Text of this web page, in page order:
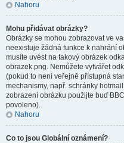
Nahoru
Mohu přidávat obrázky?
Obrázky se mohou zobrazovat ve
neexistuje žádná funkce k nahrání
musíte uvést na takový obrázek
obrazek.png. Nemůžete vytvářet
(pokud to není veřejně přístupná
mechanismy, např. schránky
zobrazení obrázku použijte buď
povoleno).
Nahoru
Co to jsou Globální oznámení?